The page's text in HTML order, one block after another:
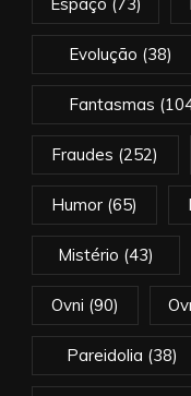
Evolução (38)
Fantasmas
Fraudes (252)
Humor(65)
Mistério (43)
Ovni (90)
Pareidolia (38)